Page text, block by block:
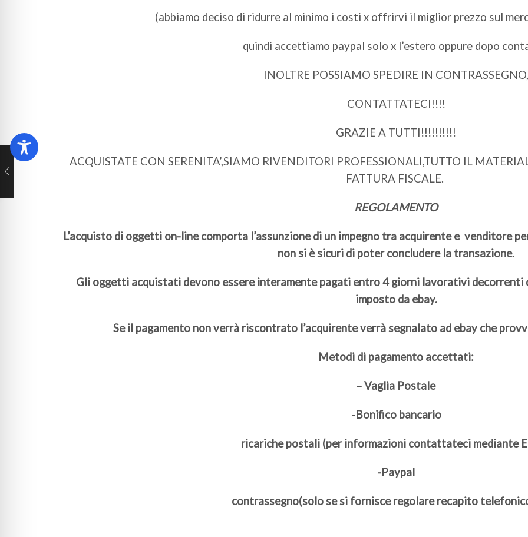
(abbiamo deciso di ridurre al minimo i costi x offrirvi il miglior prezzo sul
quindi accettiamo paypal solo x l’estero oppure dopo
INOLTRE POSSIAMO SPEDIRE IN CONTRASSEGNO,
CONTATTATECI!!!!
GRAZIE A TUTTI!!!!!!!!!!
ACQUISTATE CON SERENITA’,SIAMO RIVENDITORI PROFESSIONALI,TUTTO IL
FATTURA FISCALE.
REGOLAMENTO
L’acquisto di oggetti on-line comporta l’assunzione di un impegno tra acquirente e venditore
non si è sicuri di poter concludere la transazione.
Gli oggetti acquistati devono essere interamente pagati entro 4 giorni lavorativi decorrenti
imposto da ebay.
Se il pagamento non verrà riscontrato l’acquirente verrà segnalato ad ebay che
Metodi di pagamento accettati:
– Vaglia Postale
-Bonifico bancario
ricariche postali (per informazioni contattateci mediante
-Paypal
contrassegno(solo se si fornisce regolare recapito